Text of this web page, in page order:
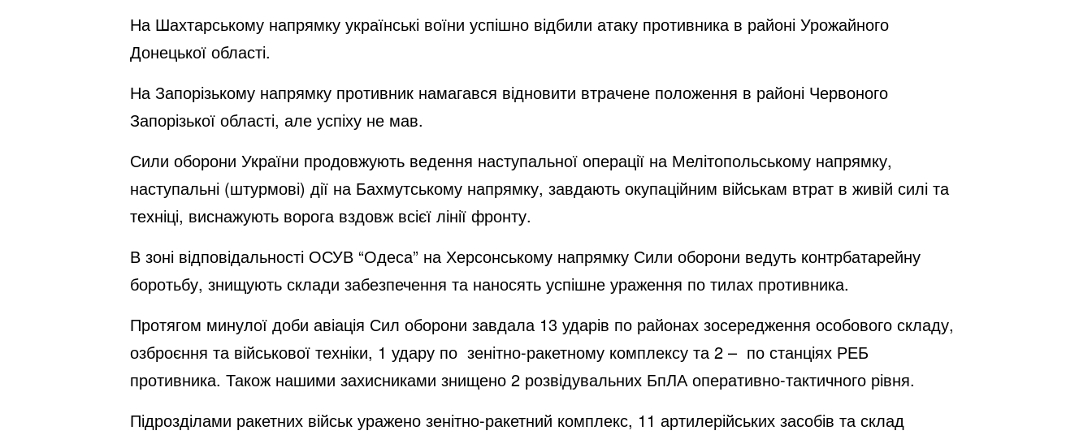
На Шахтарському напрямку українські воїни успішно відбили атаку противника в районі Урожайного
Донецької області.
На Запорізькому напрямку противник намагався відновити втрачене положення в районі Червоного
Запорізької області, але успіху не мав.
Сили оборони України продовжують ведення наступальної операції на Мелітопольському напрямку,
наступальні (штурмові) дії на Бахмутському напрямку, завдають окупаційним військам втрат в живій силі та
техніці, виснажують ворога вздовж всієї лінії фронту.
В зоні відповідальності ОСУВ “Одеса” на Херсонському напрямку Сили оборони ведуть контрбатарейну
боротьбу, знищують склади забезпечення та наносять успішне ураження по тилах противника.
Протягом минулої доби авіація Сил оборони завдала 13 ударів по районах зосередження особового складу,
озброєння та військової техніки, 1 удару по зенітно-ракетному комплексу та 2 – по станціях РЕБ
противника. Також нашими захисниками знищено 2 розвідувальних БпЛА оперативно-тактичного рівня.
Підрозділами ракетних військ уражено зенітно-ракетний комплекс, 11 артилерійських засобів та склад